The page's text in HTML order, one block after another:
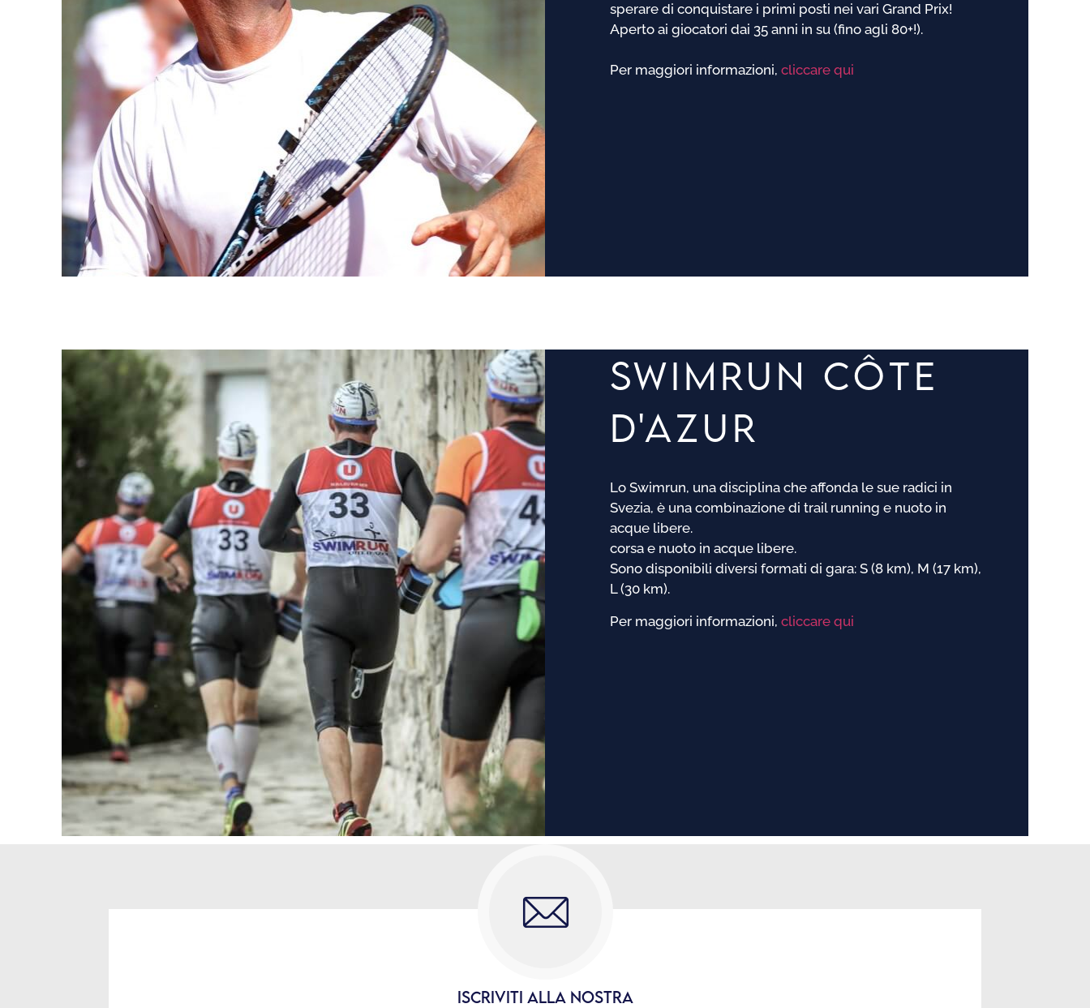
sperare di conquistare i primi posti nei vari Grand Prix!
Aperto ai giocatori dai 35 anni in su (fino agli 80+!).
Per maggiori informazioni, cliccare qui
SWIMRUN CÔTE
D'AZUR
Lo Swimrun, una disciplina che affonda le sue radici in
Svezia, è una combinazione di trail running e nuoto in
acque libere.
corsa e nuoto in acque libere.
Sono disponibili diversi formati di gara: S (8 km), M (17 km),
L (30 km).
Per maggiori informazioni, cliccare qui
ISCRIVITI ALLA NOSTRA